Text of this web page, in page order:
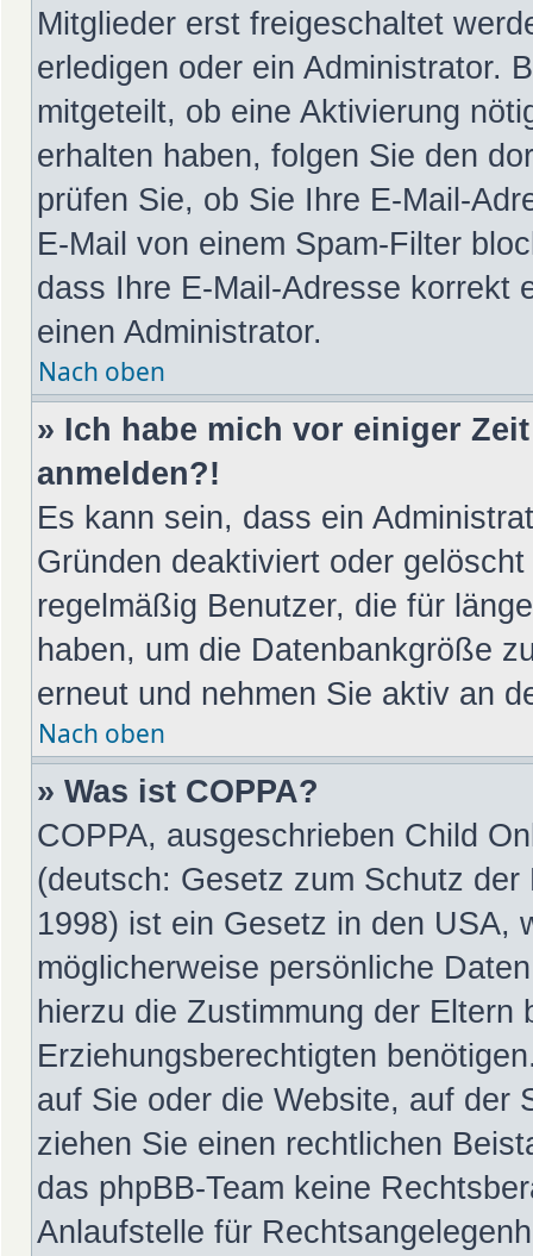
Mitglieder erst freigeschaltet
erledigen oder ein Administrator.
mitgeteilt, ob eine Aktivierung
erhalten haben, folgen Sie den
prüfen Sie, ob Sie Ihre E-Mail-
E-Mail von einem Spam-Filter
dass Ihre E-Mail-Adresse korrekt
einen Administrator.
Nach oben
» Ich habe mich vor einiger
anmelden?!
Es kann sein, dass ein
Gründen deaktiviert oder
regelmäßig Benutzer, die für
haben, um die Datenbankgröße
erneut und nehmen Sie aktiv an
Nach oben
» Was ist COPPA?
COPPA, ausgeschrieben Child
(deutsch: Gesetz zum Schutz
1998) ist ein Gesetz in den USA,
möglicherweise persönliche
hierzu die Zustimmung der
Erziehungsberechtigten
auf Sie oder die Website, auf der
ziehen Sie einen rechtlichen
das phpBB-Team keine
Anlaufstelle für